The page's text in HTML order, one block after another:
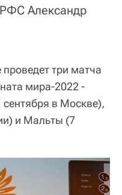
Александр
три матча
мира-2022 -
в Москве),
и Мальты (7